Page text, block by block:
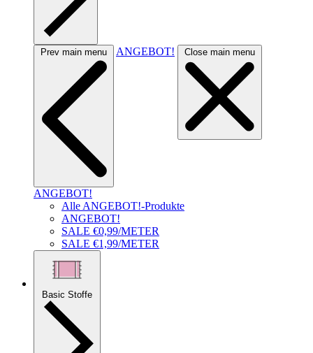
Prev main menu ANGEBOT! Close main menu
ANGEBOT!
Alle ANGEBOT!-Produkte
ANGEBOT!
SALE €0,99/METER
SALE €1,99/METER
Basic Stoffe